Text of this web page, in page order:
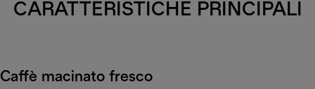
CARATTERISTICHE PRINCIPALI
Caffè macinato fresco